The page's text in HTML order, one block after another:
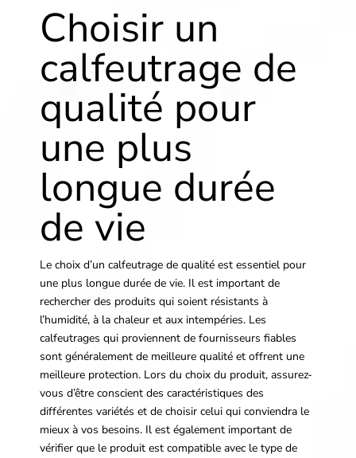
Choisir un
calfeutrage de
qualité pour
une plus
longue durée
de vie
Le choix d’un calfeutrage de qualité est essentiel pour
une plus longue durée de vie. Il est important de
rechercher des produits qui soient résistants à
l’humidité, à la chaleur et aux intempéries. Les
calfeutrages qui proviennent de fournisseurs fiables
sont généralement de meilleure qualité et offrent une
meilleure protection. Lors du choix du produit, assurez-
vous d’être conscient des caractéristiques des
différentes variétés et de choisir celui qui conviendra le
mieux à vos besoins. Il est également important de
vérifier que le produit est compatible avec le type de